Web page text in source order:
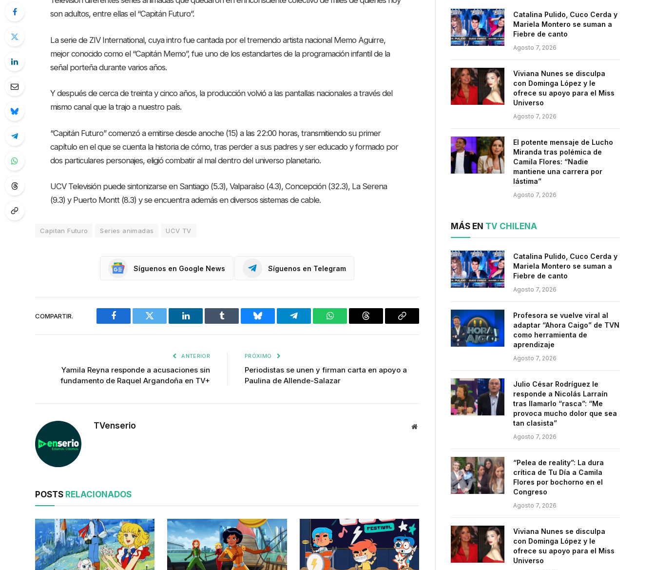
son adultos, entre ellas el “Capitán Futuro”.
La serie de ZIV International, cuya intro fue cantada por el tremendo artista nacional Memo Aguirre,
mejor conocido como el “Capitán Memo”, fue uno de los estandartes de la programación infantil de la
señal porteña durante varios años.
Y después de cerca de treinta y cinco años, la producción volvió a las pantallas nacionales a través del
mismo canal que la trajo a nuestro país.
“Capitán Futuro” comenzó a emitirse desde anoche (15) a las 22:00 horas, transmitiendo su primer
capítulo en el que se cuenta la historia de cómo, tras perder a sus padres y ser educado y formado por
dos particulares personajes, eligió combatir al mal dentro del universo planetario.
UCV Televisión puede sintonizarse en Santiago (5.3), Valparaíso (4.3), Concepción (32.3), La Serena
(9.3) y Puerto Montt (8.3) y se encuentra además en diversos sistemas de cable.
Capitan Futuro Series animadas UCV TV
Síguenos en Google News Síguenos en Telegram
COMPARTIR.
Facebook Twitter LinkedIn Tumblr Bluesky Telegram WhatsAppThreads
Copiar
ANTERIOR
Yamila Reyna responde a acusaciones sin
fundamento de Raquel Argandoña en TV+
PRÓXIMO
Periodistas se unen y firman carta en apoyo a
Paulina de Allende-Salazar
TVenserio Website
POSTS RELACIONADOS
Catalina Pulido, Cuco Cerda y
Mariela Montero se suman a
Fiebre de canto
Agosto 7, 2026
Viviana Nunes se disculpa
con Dominga López y le
ofrece su apoyo para el Miss
Universo
Agosto 7, 2026
El potente mensaje de Lucho
Miranda tras polémica de
Camila Flores: “Nadie
mantiene una carrera por
lástima”
Agosto 7, 2026
MÁS EN TV CHILENA
Catalina Pulido, Cuco Cerda y
Mariela Montero se suman a
Fiebre de canto
Agosto 7, 2026
Profesora se vuelve viral al
adaptar “Ahora Caigo” de TVN
como herramienta de
aprendizaje
Agosto 7, 2026
Julio César Rodríguez le
responde a Nicolás Larraín
tras llamarlo “rasca”: “Me
provoca mucho dolor que sea
tan clasista”
Agosto 7, 2026
“Pelea de reality”: La dura
crítica de Tu Día a Camila
Flores por bochorno en el
Congreso
Agosto 7, 2026
Viviana Nunes se disculpa
con Dominga López y le
ofrece su apoyo para el Miss
Universo